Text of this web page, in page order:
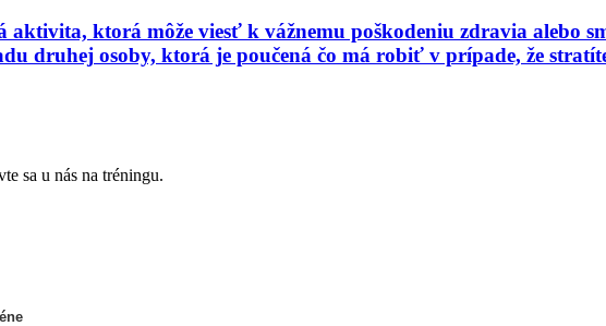
aktivita, ktorá môže viesť k vážnemu poškodeniu zdravia alebo
druhej osoby, ktorá je poučená čo má robiť v prípade, že
sa u nás na tréningu.